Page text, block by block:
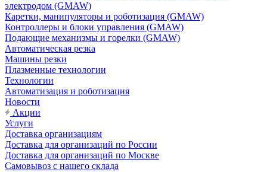
электродом (GMAW)
Каретки, манипуляторы и роботизация (GMAW)
Контроллеры и блоки управления (GMAW)
Подающие механизмы и горелки (GMAW)
Автоматическая резка
Машины резки
Плазменные технологии
Технологии
Автоматизация и роботизация
Новости
Акции
Услуги
Доставка организациям
Доставка для организаций по России
Доставка для организаций по Москве
Самовывоз с нашего склада